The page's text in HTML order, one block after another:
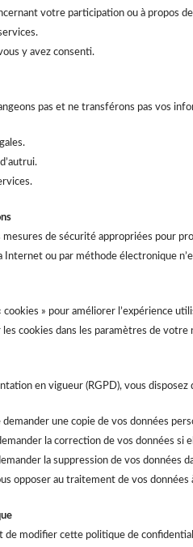
votre participation ou à propos
y avez consenti.
pas et ne transférons pas vos
de sécurité appropriées pour
Internet ou par méthode électronique
» pour améliorer l’expérience
les cookies dans les paramètres de
en vigueur (RGPD), vous disposez
une copie de vos données
la correction de vos données si
la suppression de vos données
opposer au traitement de vos données
de modifier cette politique de